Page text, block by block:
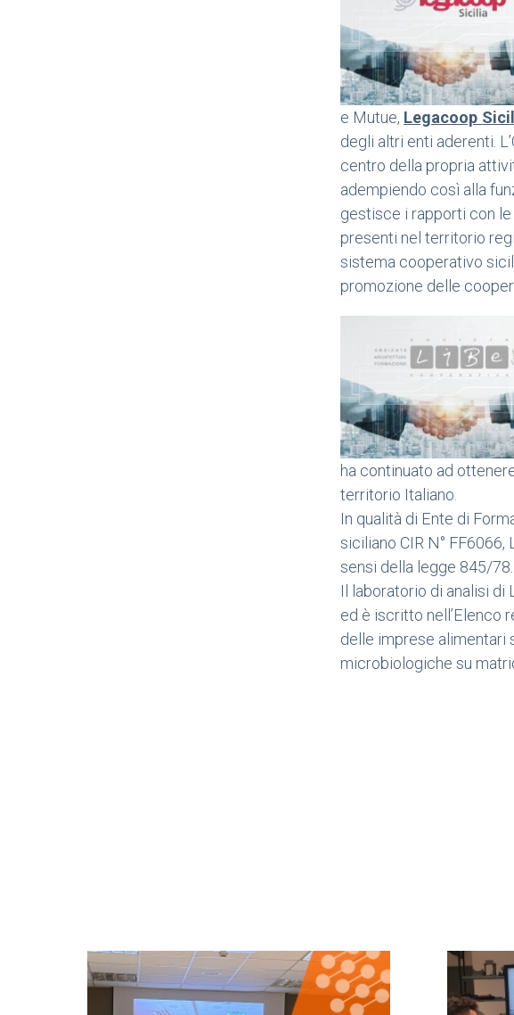
e Mutue, Legacoop
degli altri enti aderenti.
centro della propria
adempiendo così alla
gestisce i rapporti con
presenti nel territorio
sistema cooperativo
promozione delle
ha continuato ad
territorio Italiano.
In qualità di Ente di
siciliano CIR N°
sensi della legge 845/78.
Il laboratorio di analisi di
ed è iscritto nell’Elenco
delle imprese alimentari
microbiologiche su